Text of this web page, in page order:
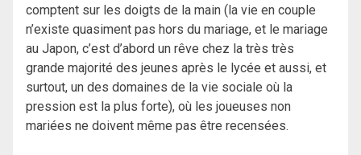
comptent sur les doigts de la main (la vie en couple
n’existe quasiment pas hors du mariage, et le mariage
au Japon, c’est d’abord un rêve chez la très très
grande majorité des jeunes après le lycée et aussi, et
surtout, un des domaines de la vie sociale où la
pression est la plus forte), où les joueuses non
mariées ne doivent même pas être recensées.